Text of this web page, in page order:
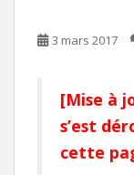
3 mars 2017
[Mise à
s’est
cette